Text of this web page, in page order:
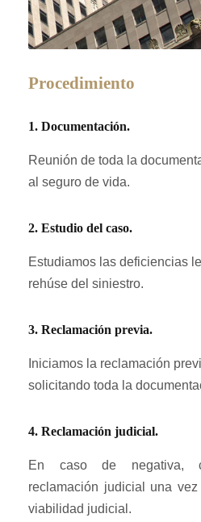
Procedimiento
1. Documentación.
Reunión de toda la
al seguro de vida.
2. Estudio del caso.
Estudiamos las deficiencias
rehúse del siniestro.
3. Reclamación previa.
Iniciamos la reclamación
solicitando toda la
4. Reclamación judicial.
En caso de negativa,
reclamación judicial una
viabilidad judicial.